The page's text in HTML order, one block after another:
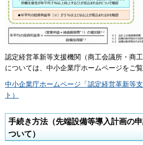
認定経営革新等支援機関（商工会議所・商
については、中小企業庁ホームページをご覧
中小企業庁ホームページ「認定経営革新等
ト）
手続き方法（先端設備等導入計画の
ついて）